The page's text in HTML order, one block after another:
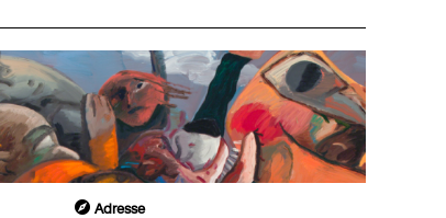
Adresse